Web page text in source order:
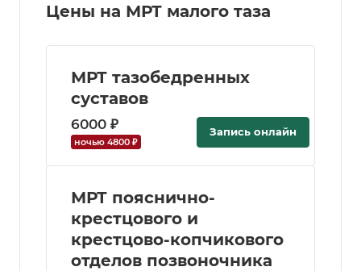
Цены на МРТ малого таза
МРТ тазобедренных
суставов
6000 ₽
ночью 4800 ₽
Запись онлайн
МРТ пояснично-
крестцового и
крестцово-копчикового
отделов позвоночника